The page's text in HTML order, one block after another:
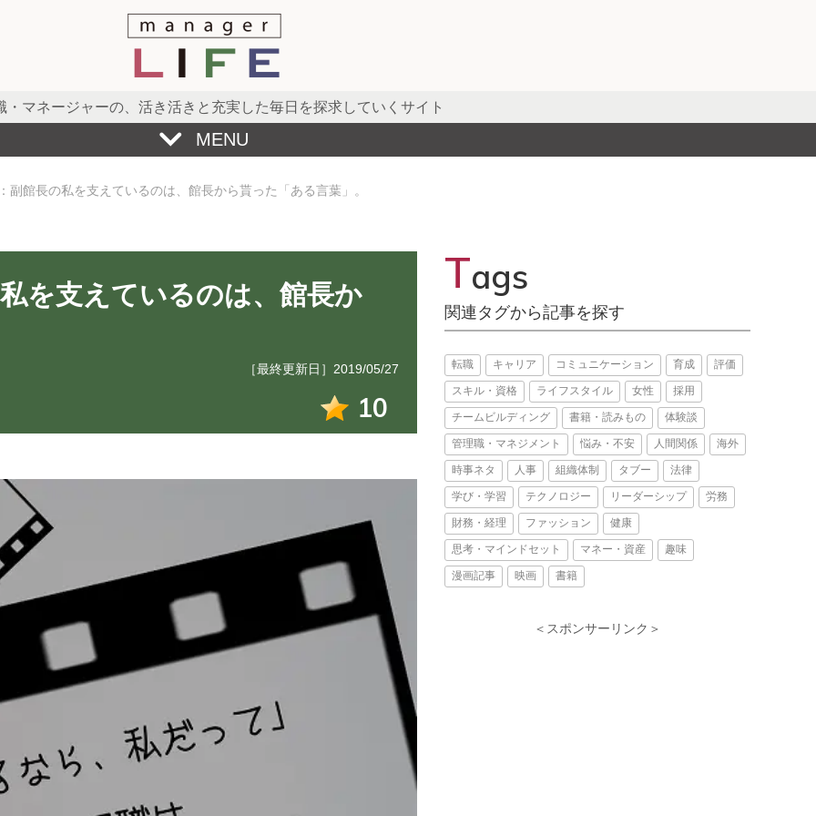
・マネージャーの、 活き活きと充実した毎日を探求していくサイト
MENU
副館長の私を支えているのは、館長から貰った「ある言葉」。
を支えているのは、館長か
［最終更新日］2019/05/27
10
Tags
関連タグから記事を探す
転職 キャリア コミュニケーション 育成 評価
スキル・資格 ライフスタイル 女性 採用
チームビルディング 書籍・読みもの 体験談
管理職・マネジメント 悩み・不安 人間関係 海外
時事ネタ 人事 組織体制 タブー 法律
学び・学習 テクノロジー リーダーシップ 労務
財務・経理 ファッション 健康
思考・マインドセット マネー・資産 趣味
漫画記事 映画 書籍
＜スポンサーリンク＞